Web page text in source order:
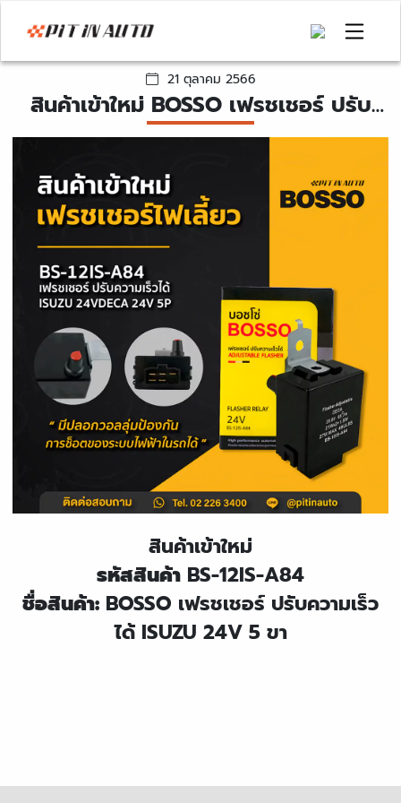
21 ตุลาคม 2566
สินค้าเข้าใหม่ BOSSO เฟรชเชอร์ ปรับ
ความเร็วได้ ISUZU 24V 5 ขา
สินค้าเข้าใหม่
รหัสสินค้า BS-12IS-A84
ชื่อสินค้า: BOSSO เฟรชเชอร์ ปรับความเร็ว
ได้ ISUZU 24V 5 ขา